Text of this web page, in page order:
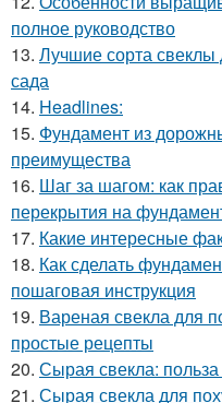
полное руководство
13. Лучшие сорта
сада
14. Headlines:
15. Фундамент из
преимущества
16. Шаг за шагом: как
перекрытия на
17. Какие интересные
18. Как сделать
пошаговая инструкция
19. Вареная свекла для
простые рецепты
20. Сырая свекла:
21. Сырая свекла для